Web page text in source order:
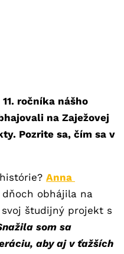
ročníka nášho
na Zaježovej
Pozrite sa, čím sa v
Anna
obhájila na
študijný projekt s
som sa
aby aj v ťažších